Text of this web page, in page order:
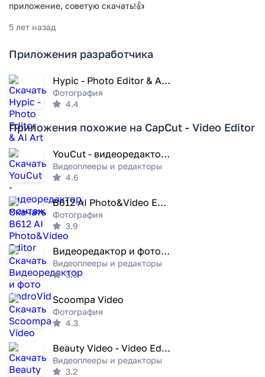
приложение, советую скачать!👍
5 лет назад
Приложения разработчика
Hypic - Photo Editor & AI Art
Фотография
4.4
Приложения похожие на CapCut - Video Editor
YouCut - видеоредактор, монтаж
Видеоплееры и редакторы
4.6
B612 AI Photo&Video Editor
Фотография
3.9
Видеоредактор и фото AndroVid
Видеоплееры и редакторы
3.3
Scoompa Video
Фотография
4.3
Beauty Video - Video Editor
Видеоплееры и редакторы
3.2